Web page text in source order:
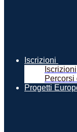
Iscrizioni
Iscrizioni
Percorsi
Progetti